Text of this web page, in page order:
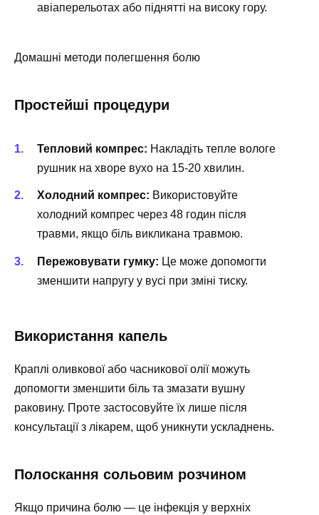
авіаперельотах або піднятті на високу гору.
Домашні методи полегшення болю
Простейші процедури
Тепловий компрес: Накладіть тепле вологе
рушник на хворе вухо на 15-20 хвилин.
Холодний компрес: Використовуйте
холодний компрес через 48 годин після
травми, якщо біль викликана травмою.
Пережовувати гумку: Це може допомогти
зменшити напругу у вусі при зміні тиску.
Використання капель
Краплі оливкової або часникової олії можуть
допомогти зменшити біль та змазати вушну
раковину. Проте застосовуйте їх лише після
консультації з лікарем, щоб уникнути ускладнень.
Полоскання сольовим розчином
Якщо причина болю — це інфекція у верхніх